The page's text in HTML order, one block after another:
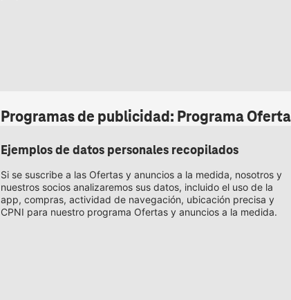
Programas de publicidad: Programa
Ejemplos de datos personales recopilados
Si se suscribe a las Ofertas y anuncios a la medida, nosotros y
nuestros socios analizaremos sus datos, incluido el uso de la
app, compras, actividad de navegación, ubicación precisa y
CPNI para nuestro programa Ofertas y anuncios a la medida.